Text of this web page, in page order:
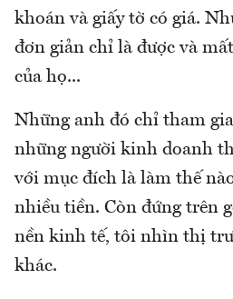
khoán và giấy tờ có giá.
đơn giản chỉ là được và
của họ...
Những anh đó chỉ tham
những người kinh doanh
với mục đích là làm thế
nhiều tiền. Còn đứng trên
nền kinh tế, tôi nhìn thị
khác.